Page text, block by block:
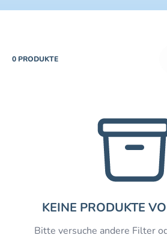
PRODUCTS
0 PRODUKTE
KEINE PRODUKTE
Bitte versuche andere Filter